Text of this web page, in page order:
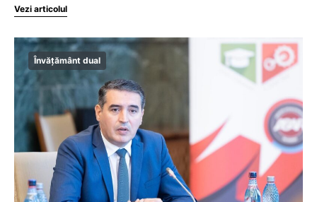
Vezi articolul
Învățământ dual